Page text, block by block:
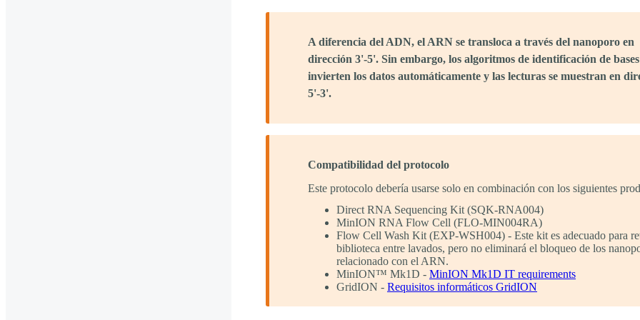
A diferencia del ADN, el ARN se transloca a través del nanoporo en
dirección 3'-5'. Sin embargo, los algoritmos de identificación de bases
invierten los datos automáticamente y las lecturas se muestran en
5'-3'.
Compatibilidad del protocolo
Este protocolo debería usarse solo en combinación con los siguientes
Direct RNA Sequencing Kit (SQK-RNA004)
MinION RNA Flow Cell (FLO-MIN004RA)
Flow Cell Wash Kit (EXP-WSH004) - Este kit es adecuado para
biblioteca entre lavados, pero no eliminará el bloqueo de los
relacionado con el ARN.
MinION™ Mk1D - MinION Mk1D IT requirements
GridION - Requisitos informáticos GridION